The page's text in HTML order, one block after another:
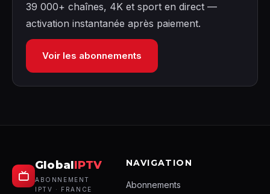
39 000+ chaînes, 4K et sport en direct —
activation instantanée après paiement.
Voir les abonnements
GlobalIPTV
ABONNEMENT
IPTV · FRANCE
NAVIGATION
Abonnements